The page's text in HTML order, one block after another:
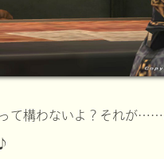
て構わないよ？それが